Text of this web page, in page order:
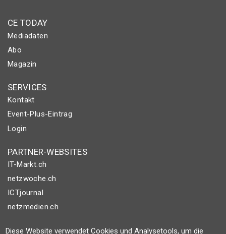
CE TODAY
Mediadaten
Abo
Magazin
SERVICES
Kontakt
Event-Plus-Eintrag
Login
PARTNER-WEBSITES
IT-Markt.ch
netzwoche.ch
ICTjournal
netzmedien.ch
© NETZMEDIEN AG 2026
Diese Website verwendet Cookies und Analysetools, um die